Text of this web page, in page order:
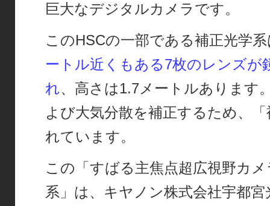
巨大なデジタルカメラです。
このHSCの一部である補正光学
ートル近くもある7枚のレンズが
れ、高さは1.7メートルあります
よび大気分散を補正するため、
れています。
この「すばる主焦点超広視野カ
系」は、キヤノン株式会社宇都